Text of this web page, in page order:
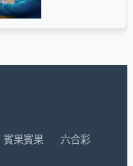
賓果賓果 六合彩